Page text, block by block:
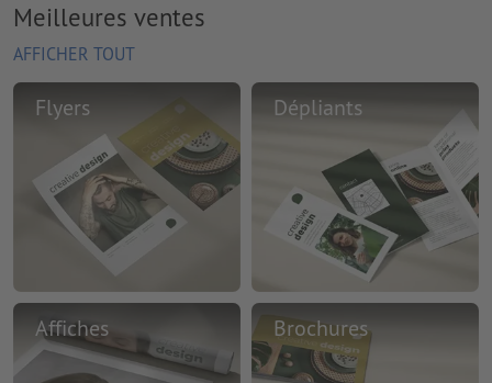
Meilleures ventes
AFFICHER TOUT
Flyers Dépliants
Affiches Brochures